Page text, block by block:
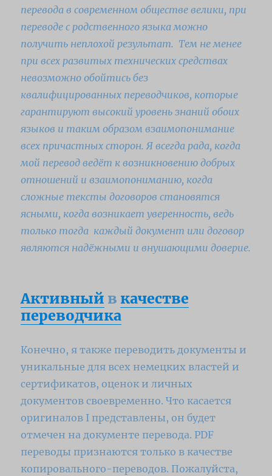
перевода в современном обществе велики, при
переводе с родственного языка можно
получить неплохой результат. Тем не менее
при всех развитых технических средствах
невозможно обойтись без
квалифицированных переводчиков, которые
гарантируют высокий уровень знаний обоих
языков и таким образом взаимопонимание
всех причастных сторон. Я всегда рада, когда
мой перевод ведёт к возникновению добрых
отношений и взаимопониманию, когда
сложные тексты договоров становятся
ясными, когда возникает уверенность, ведь
только тогда каждый документ или договор
являются надёжными и внушающими доверие.
Активный в качестве
переводчика
Конечно, я также переводить документы и
уникальные для всех немецких властей и
сертификатов, оценок и личных
документов своевременно. Что касается
оригиналов I представлены, он будет
отмечен на документе перевода. PDF
переводы признаются только в качестве
копировального-переводов. Пожалуйста,